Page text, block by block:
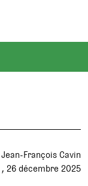
Jean-François Cavin
26 décembre 2025